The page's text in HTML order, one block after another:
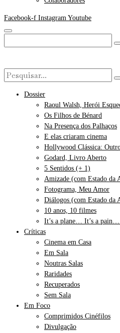
Facebook-f Instagram Youtube
Dossier
Raoul Walsh, Herói
Os Filhos de Bénard
Na Presença dos Palhaços
E elas criaram cinema
Hollywood Clássica:
Godard, Livro Aberto
5 Sentidos (+ 1)
Amizade (com Estado da
Fotograma, Meu Amor
Diálogos (com Estado da
10 anos, 10 filmes
It’s a plane… It’s a pain…
Críticas
Cinema em Casa
Em Sala
Noutras Salas
Raridades
Recuperados
Sem Sala
Em Foco
Comprimidos Cinéfilos
Divulgação